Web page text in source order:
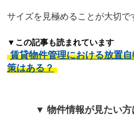
サイズを見極めることが大切で
▼この記事も読まれています
賃貸物件管理における放置
策はある？
▼ 物件情報が見たい